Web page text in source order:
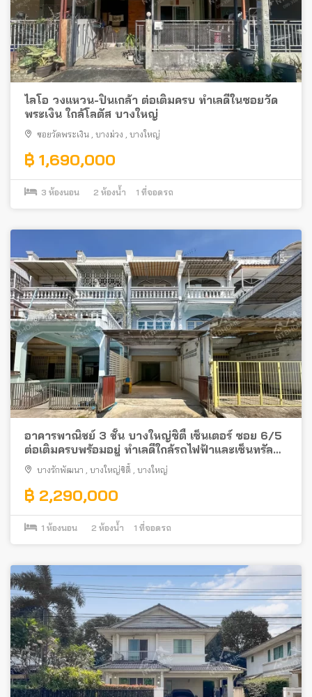
ไลโอ วงแหวน-ปิ่นเกล้า ต่อเติมครบ ทำเลดีในซอยวัด
พระเงิน ใกล้โลตัส บางใหญ่
ซอยวัดพระเงิน , บางม่วง , บางใหญ่
฿ 1,690,000
3 ห้องนอน 2 ห้องน้ำ 1 ที่จอดรถ
อาคารพาณิชย์ 3 ชั้น บางใหญ่ซิตี้ เซ็นเตอร์ ซอย 6/5
ต่อเติมครบพร้อมอยู่ ทำเลดีใกล้รถไฟฟ้าและเซ็นทรัล
เวสต์เกต
บางรักพัฒนา , บางใหญ่ซิตี้ , บางใหญ่
฿ 2,290,000
1 ห้องนอน 2 ห้องน้ำ 1 ที่จอดรถ